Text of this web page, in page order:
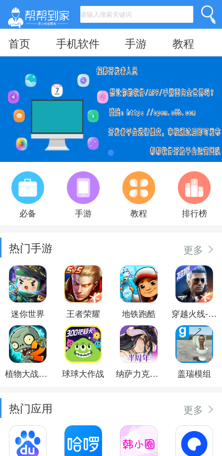
首页 手机软件 手游 教程
必备 手游 教程 排行榜
热门手游 更多
迷你世界 王者荣耀 地铁跑酷 穿越火线-枪战王者
植物大战僵尸2 球球大作战 纳萨力克之王 盖瑞模组
热门应用 更多